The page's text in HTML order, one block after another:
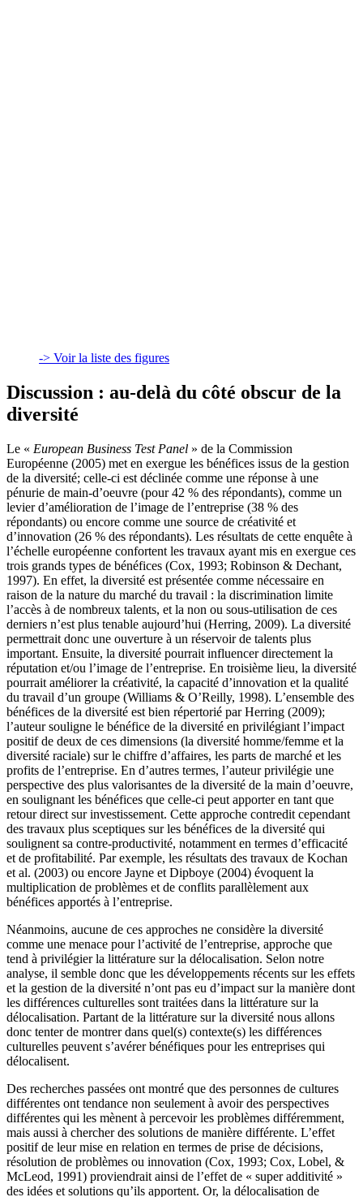
-> Voir la liste des figures
Discussion : au-delà du côté obscur de la
diversité
Le « European Business Test Panel » de la Commission
Européenne (2005) met en exergue les bénéfices issus de la gestion
de la diversité; celle-ci est déclinée comme une réponse à une
pénurie de main-d’oeuvre (pour 42 % des répondants), comme un
levier d’amélioration de l’image de l’entreprise (38 % des
répondants) ou encore comme une source de créativité et
d’innovation (26 % des répondants). Les résultats de cette enquête à
l’échelle européenne confortent les travaux ayant mis en exergue ces
trois grands types de bénéfices (Cox, 1993; Robinson & Dechant,
1997). En effet, la diversité est présentée comme nécessaire en
raison de la nature du marché du travail : la discrimination limite
l’accès à de nombreux talents, et la non ou sous-utilisation de ces
derniers n’est plus tenable aujourd’hui (Herring, 2009). La diversité
permettrait donc une ouverture à un réservoir de talents plus
important. Ensuite, la diversité pourrait influencer directement la
réputation et/ou l’image de l’entreprise. En troisième lieu, la diversité
pourrait améliorer la créativité, la capacité d’innovation et la qualité
du travail d’un groupe (Williams & O’Reilly, 1998). L’ensemble des
bénéfices de la diversité est bien répertorié par Herring (2009);
l’auteur souligne le bénéfice de la diversité en privilégiant l’impact
positif de deux de ces dimensions (la diversité homme/femme et la
diversité raciale) sur le chiffre d’affaires, les parts de marché et les
profits de l’entreprise. En d’autres termes, l’auteur privilégie une
perspective des plus valorisantes de la diversité de la main d’oeuvre,
en soulignant les bénéfices que celle-ci peut apporter en tant que
retour direct sur investissement. Cette approche contredit cependant
des travaux plus sceptiques sur les bénéfices de la diversité qui
soulignent sa contre-productivité, notamment en termes d’efficacité
et de profitabilité. Par exemple, les résultats des travaux de Kochan
et al. (2003) ou encore Jayne et Dipboye (2004) évoquent la
multiplication de problèmes et de conflits parallèlement aux
bénéfices apportés à l’entreprise.
Néanmoins, aucune de ces approches ne considère la diversité
comme une menace pour l’activité de l’entreprise, approche que
tend à privilégier la littérature sur la délocalisation. Selon notre
analyse, il semble donc que les développements récents sur les effets
et la gestion de la diversité n’ont pas eu d’impact sur la manière dont
les différences culturelles sont traitées dans la littérature sur la
délocalisation. Partant de la littérature sur la diversité nous allons
donc tenter de montrer dans quel(s) contexte(s) les différences
culturelles peuvent s’avérer bénéfiques pour les entreprises qui
délocalisent.
Des recherches passées ont montré que des personnes de cultures
différentes ont tendance non seulement à avoir des perspectives
différentes qui les mènent à percevoir les problèmes différemment,
mais aussi à chercher des solutions de manière différente. L’effet
positif de leur mise en relation en termes de prise de décisions,
résolution de problèmes ou innovation (Cox, 1993; Cox, Lobel, &
McLeod, 1991) proviendrait ainsi de l’effet de « super additivité »
des idées et solutions qu’ils apportent. Or, la délocalisation de